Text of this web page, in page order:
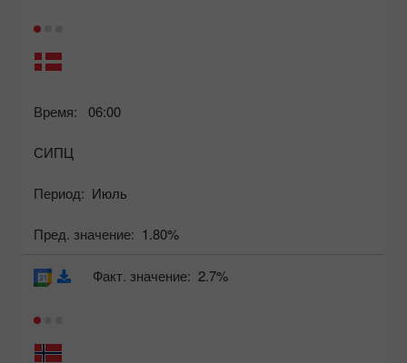
Время: 06:00
СИПЦ
Период: Июль
Пред. значение: 1.80%
Факт. значение: 2.7%